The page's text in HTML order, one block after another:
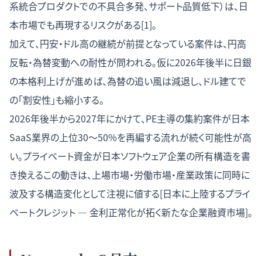
系統合プロダクトでの不具合多発、サポート品質低下）は、日
本市場でも再現するリスクがある[1]。
加えて、円安・ドル高の継続が前提となっている案件は、円高
反転・為替変動への耐性が問われる。仮に2026年後半に日銀
の本格利上げが進めば、為替の追い風は減退し、ドル建てで
の「割安性」も縮小する。
2026年後半から2027年にかけて、PE主導の集約案件が日本
SaaS業界の上位30〜50%を再編する流れが続く可能性が高
い。プライベート資金が日本ソフトウェア企業の所有構造を書
き換えるこの動きは、上場市場・労働市場・産業政策に同時に
波及する構造変化として注視に値する[日本に上陸するプライ
ベートクレジット — 金利正常化が拓く新たな企業融資市場]。